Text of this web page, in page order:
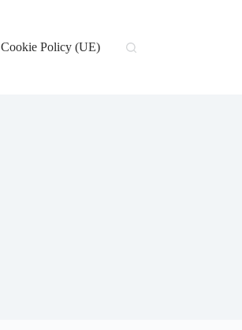
Cookie Policy (UE)